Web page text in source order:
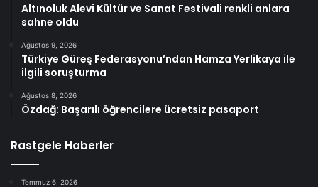
Altınoluk Alevi Kültür ve Sanat Festivali renkli anlara
sahne oldu
Ağustos 9, 2026
Türkiye Güreş Federasyonu’ndan Hamza Yerlikaya ile
ilgili soruşturma
Ağustos 8, 2026
Özdağ: Başarılı öğrencilere ücretsiz pasaport
Rastgele Haberler
Temmuz 6, 2026